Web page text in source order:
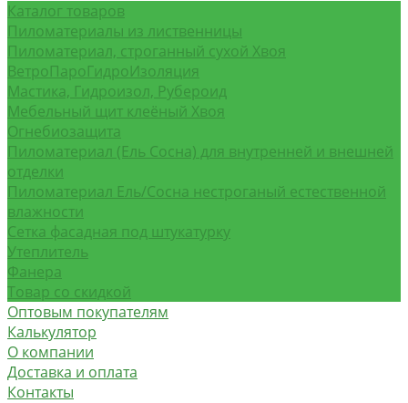
Каталог товаров
Пиломатериалы из лиственницы
Пиломатериал, строганный сухой Хвоя
ВетроПароГидроИзоляция
Мастика, Гидроизол, Рубероид
Мебельный щит клеёный Хвоя
Огнебиозащита
Пиломатериал (Ель Сосна) для внутренней и внешней
отделки
Пиломатериал Ель/Сосна нестроганый естественной
влажности
Сетка фасадная под штукатурку
Утеплитель
Фанера
Товар со скидкой
Оптовым покупателям
Калькулятор
О компании
Доставка и оплата
Контакты